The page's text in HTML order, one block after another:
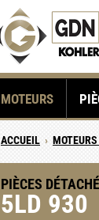
MOTEURS
ACCUEIL ›
PIÈCES
5LD 930